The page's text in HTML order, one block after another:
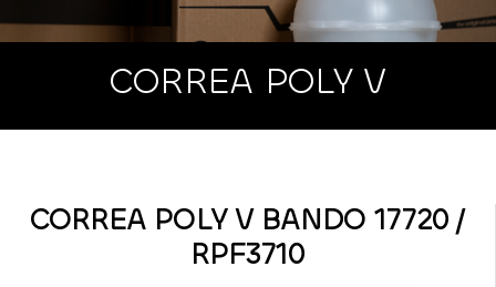
CORREA POLY V
CORREA POLY V BANDO 17720 /
RPF3710